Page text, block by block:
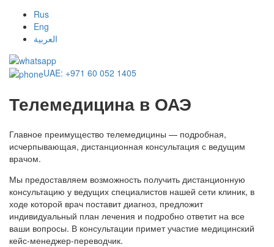
Rus
Eng
العربية
UAE: +971 60 052 1405
Телемедицина в ОАЭ
Главное преимущество телемедицины — подробная,
исчерпывающая, дистанционная консультация с ведущим
врачом.
Мы предоставляем возможность получить дистанционную
консультацию у ведущих специалистов нашей сети клиник, в
ходе которой врач поставит диагноз, предложит
индивидуальный план лечения и подробно ответит на все
ваши вопросы. В консультации примет участие медицинский
кейс-менеджер-переводчик.